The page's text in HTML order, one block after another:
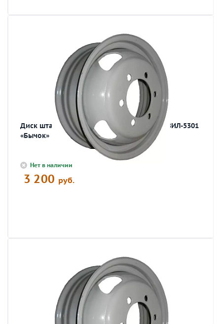
Диск штамп. 6,5x16 6х205 D161 ET131 а/м ЗИЛ-5301
«Бычок»
Нет в наличии
3 200 руб.